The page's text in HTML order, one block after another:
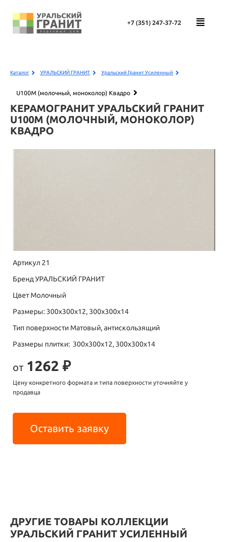
+7 (351)247-37-72
Каталог УРАЛЬСКИЙ ГРАНИТ Уральский Гранит Усиленный
U100M (молочный, моноколор) Квадро
КЕРАМОГРАНИТ УРАЛЬСКИЙ ГРАНИТ
U100M (МОЛОЧНЫЙ, МОНОКОЛОР)
КВАДРО
Артикул 21
Бренд УРАЛЬСКИЙ ГРАНИТ
Цвет Молочный
Размеры: 300х300х12, 300х300х14
Тип поверхности Матовый, антискользящий
Размеры плитки: 300х300х12, 300х300х14
от 1262 ₽
Цену конкретного формата и типа поверхности уточняйте у
продавца
Оставить заявку
ДРУГИЕ ТОВАРЫ КОЛЛЕКЦИИ
УРАЛЬСКИЙ ГРАНИТ УСИЛЕННЫЙ